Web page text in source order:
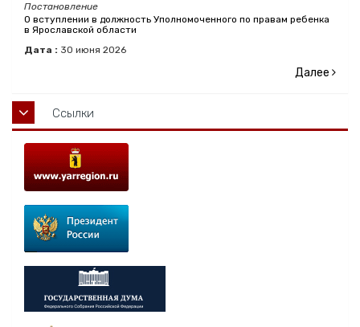
Постановление
О вступлении в должность Уполномоченного по правам ребенка
в Ярославской области
Дата : 30 июня 2026
Далее
Ссылки